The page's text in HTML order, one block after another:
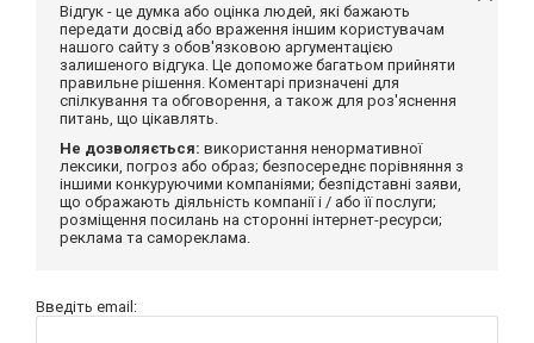
Відгук - це думка або оцінка людей, які бажають
передати досвід або враження іншим користувачам
нашого сайту з обов'язковою аргументацією
залишеного відгука. Це допоможе багатьом прийняти
правильне рішення. Коментарі призначені для
спілкування та обговорення, а також для роз'яснення
питань, що цікавлять.
Не дозволяється: використання ненормативної
лексики, погроз або образ; безпосереднє порівняння з
іншими конкуруючими компаніями; безпідставні заяви,
що ображають діяльність компанії і / або її послуги;
розміщення посилань на сторонні інтернет-ресурси;
реклама та самореклама.
Введіть email: